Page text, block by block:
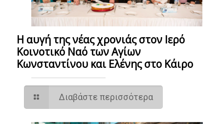
Η αυγή της νέας χρονιάς στον Ιερό
Κοινοτικό Ναό των Αγίων
Κωνσταντίνου και Ελένης στο Κάιρο
Διαβάστε περισσότερα